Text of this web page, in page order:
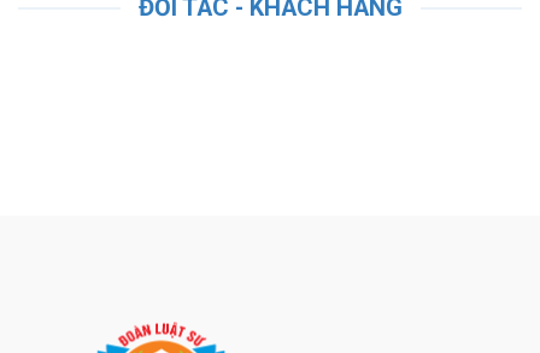
ĐỐI TÁC - KHÁCH HÀNG